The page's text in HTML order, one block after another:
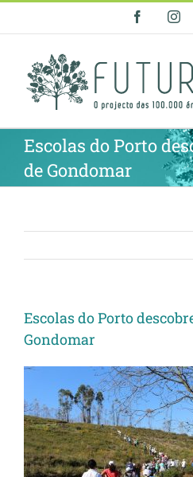
Facebook
Escolas do Porto
de Gondomar
Escolas do Porto
Gondomar